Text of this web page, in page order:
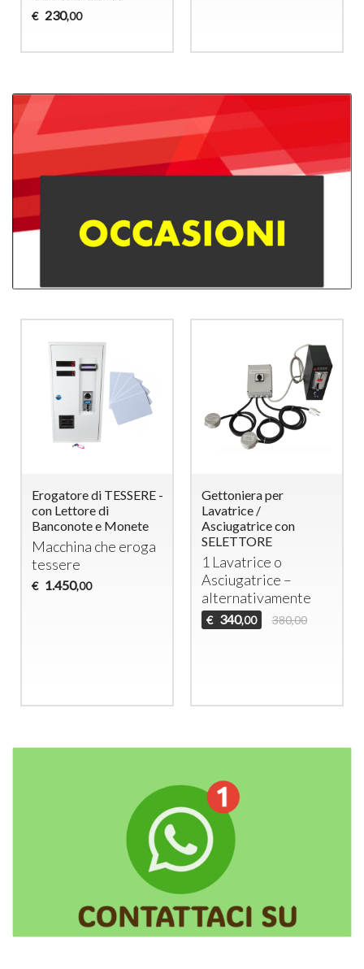
€ 230,00
Erogatore di TESSERE -
con Lettore di
Banconote e Monete
Macchina che eroga
tessere
€ 1.450,00
Gettoniera per
Lavatrice /
Asciugatrice con
SELETTORE
1 Lavatrice o
Asciugatrice –
alternativamente
€ 340,00 380,00